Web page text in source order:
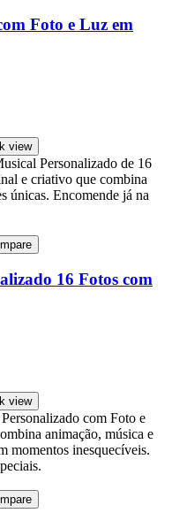
Foto e Luz em
view
16 Fotos com
view